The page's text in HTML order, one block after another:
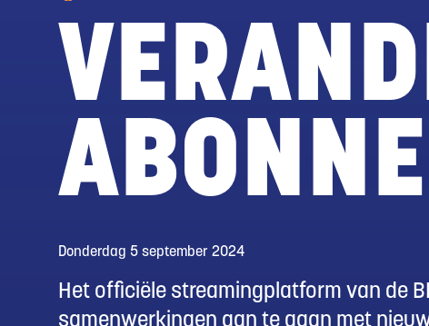
Donderdag 5 september 2024
Het officiële streamingplatform van de
samenwerkingen aan te gaan met